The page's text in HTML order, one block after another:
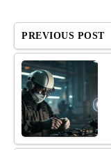
PREVIOUS POST